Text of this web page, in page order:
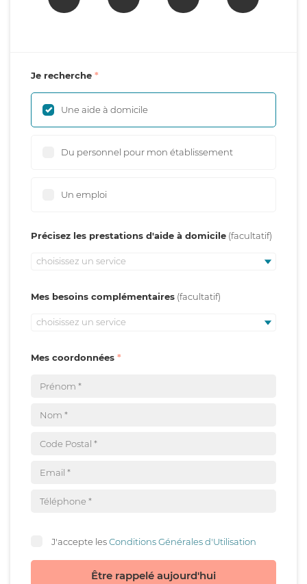
Je recherche
Une aide à domicile
Du personnel pour mon établissement
Un emploi
Précisez les prestations d'aide à domicile
choisissez un service
Mes besoins complémentaires
choisissez un service
Mes coordonnées
J'accepte lesConditions Générales d'Utilisation
Être rappelé aujourd'hui